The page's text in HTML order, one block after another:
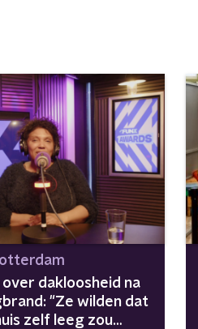
over dakloosheid na
"Ze wilden dat
zelf leeg zou